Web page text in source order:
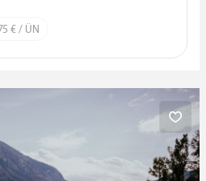
€ / ÜN